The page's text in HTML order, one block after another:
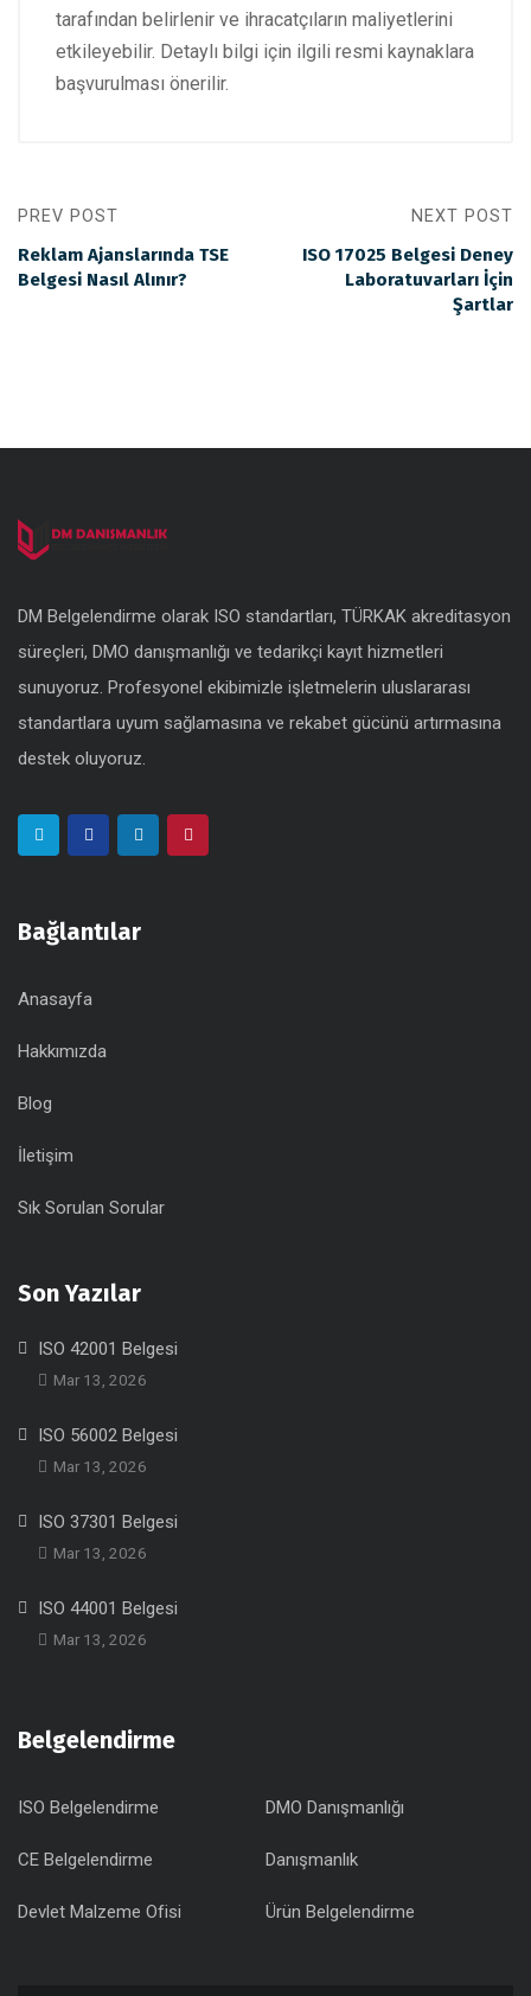
tarafından belirlenir ve ihracatçıların maliyetlerini
etkileyebilir. Detaylı bilgi için ilgili resmi kaynaklara
başvurulması önerilir.
PREV POST
Reklam Ajanslarında TSE
Belgesi Nasıl Alınır?
NEXT POST
ISO 17025 Belgesi Deney
Laboratuvarları İçin
Şartlar
DM Belgelendirme olarak ISO standartları, TÜRKAK akreditasyon
süreçleri, DMO danışmanlığı ve tedarikçi kayıt hizmetleri
sunuyoruz. Profesyonel ekibimizle işletmelerin uluslararası
standartlara uyum sağlamasına ve rekabet gücünü artırmasına
destek oluyoruz.
Bağlantılar
Anasayfa
Hakkımızda
Blog
İletişim
Sık Sorulan Sorular
Son Yazılar
ISO 42001 Belgesi
Mar 13, 2026
ISO 56002 Belgesi
Mar 13, 2026
ISO 37301 Belgesi
Mar 13, 2026
ISO 44001 Belgesi
Mar 13, 2026
Belgelendirme
ISO Belgelendirme DMO Danışmanlığı
CE Belgelendirme Danışmanlık
Devlet Malzeme Ofisi Ürün Belgelendirme